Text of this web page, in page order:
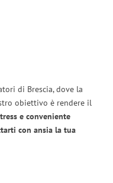
di Brescia, dove la
obiettivo è rendere il
e conveniente
con ansia la tua